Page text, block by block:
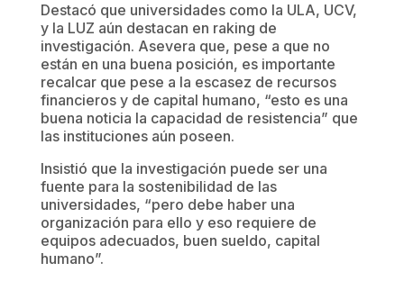
Destacó que universidades como la ULA, UCV,
y la LUZ aún destacan en raking de
investigación. Asevera que, pese a que no
están en una buena posición, es importante
recalcar que pese a la escasez de recursos
financieros y de capital humano, “esto es una
buena noticia la capacidad de resistencia” que
las instituciones aún poseen.
Insistió que la investigación puede ser una
fuente para la sostenibilidad de las
universidades, “pero debe haber una
organización para ello y eso requiere de
equipos adecuados, buen sueldo, capital
humano”.